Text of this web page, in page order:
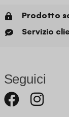
Prodotto
Servizio
Seguici